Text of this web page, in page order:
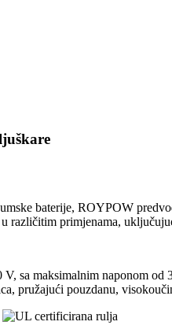
baterije, ROYPOW
različitim primjenama,
sa maksimalnim naponom
pružajući pouzdanu,